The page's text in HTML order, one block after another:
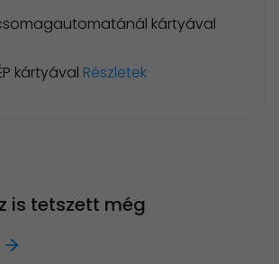
kártyával
kártyával Részletek
is tetszett még